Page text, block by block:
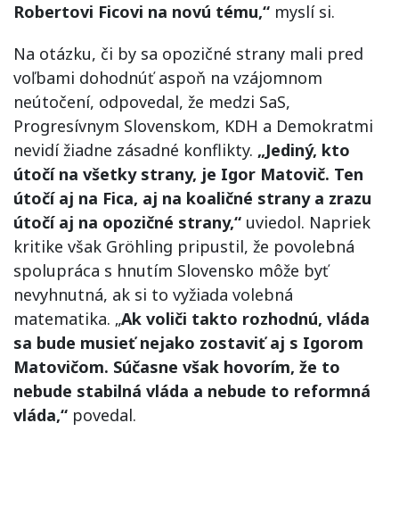
Robertovi Ficovi na novú tému,“ myslí si.
Na otázku, či by sa opozičné strany mali pred
voľbami dohodnúť aspoň na vzájomnom
neútočení, odpovedal, že medzi SaS,
Progresívnym Slovenskom, KDH a Demokratmi
nevidí žiadne zásadné konflikty. „Jediný, kto
útočí na všetky strany, je Igor Matovič. Ten
útočí aj na Fica, aj na koaličné strany a zrazu
útočí aj na opozičné strany,“ uviedol. Napriek
kritike však Gröhling pripustil, že povolebná
spolupráca s hnutím Slovensko môže byť
nevyhnutná, ak si to vyžiada volebná
matematika. „Ak voliči takto rozhodnú, vláda
sa bude musieť nejako zostaviť aj s Igorom
Matovičom. Súčasne však hovorím, že to
nebude stabilná vláda a nebude to reformná
vláda,“ povedal.